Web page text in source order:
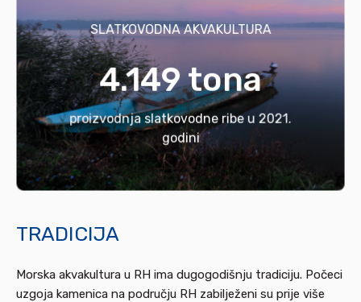
SLATKOVODNA AKVAKULTURA
4.149 tona
proizvodnja slatkovodne ribe u 2021.
godini
TRADICIJA
Morska akvakultura u RH ima dugogodišnju tradiciju. Počeci
uzgoja kamenica na području RH zabilježeni su prije više